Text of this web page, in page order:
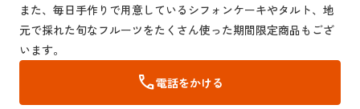
また、毎日手作りで用意しているシフォンケーキやタルト、地
元で採れた旬なフルーツをたくさん使った期間限定商品もござ
います。
call電話をかける